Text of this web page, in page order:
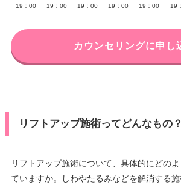
19：00
19：00
19：00
19：00
19：00
19
カウンセリングに申し
リフトアップ施術ってどんなもの？
リフトアップ施術について、具体的にどの
ていますか。しわやたるみなどを解消する